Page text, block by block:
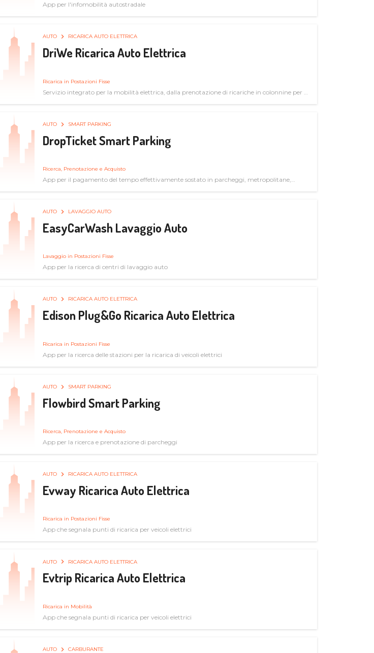
App per l'infomobilità autostradale
AUTO RICARICA AUTO ELETTRICA
DriWe Ricarica Auto Elettrica
Ricarica in Postazioni Fisse
Servizio integrato per la mobilità elettrica, dalla prenotazione di ricariche in colonnine per il
AUTO SMART PARKING
DropTicket Smart Parking
Ricerca, Prenotazione e Acquisto
App per il pagamento del tempo effettivamente sostato in parcheggi, metropolitane,
AUTO LAVAGGIO AUTO
EasyCarWash Lavaggio Auto
Lavaggio in Postazioni Fisse
App per la ricerca di centri di lavaggio auto
AUTO RICARICA AUTO ELETTRICA
Edison Plug&Go Ricarica Auto Elettrica
Ricarica in Postazioni Fisse
App per la ricerca delle stazioni per la ricarica di veicoli elettrici
AUTO SMART PARKING
Flowbird Smart Parking
Ricerca, Prenotazione e Acquisto
App per la ricerca e prenotazione di parcheggi
AUTO RICARICA AUTO ELETTRICA
Evway Ricarica Auto Elettrica
Ricarica in Postazioni Fisse
App che segnala punti di ricarica per veicoli elettrici
AUTO RICARICA AUTO ELETTRICA
Evtrip Ricarica Auto Elettrica
Ricarica in Mobilità
App che segnala punti di ricarica per veicoli elettrici
AUTO CARBURANTE